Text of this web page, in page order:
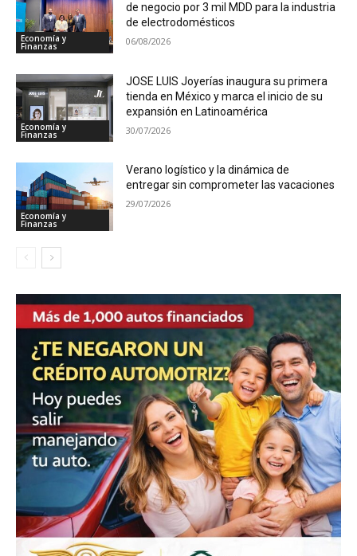
Economía y
Finanzas
de negocio por 3 mil MDD para la industria
de electrodomésticos
06/08/2026
Economía y
Finanzas
JOSE LUIS Joyerías inaugura su primera
tienda en México y marca el inicio de su
expansión en Latinoamérica
30/07/2026
Economía y
Finanzas
Verano logístico y la dinámica de
entregar sin comprometer las vacaciones
29/07/2026